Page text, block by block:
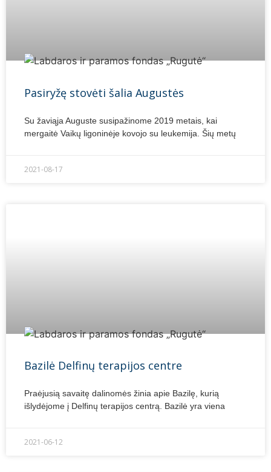
Pasiryžę stovėti šalia Augustės
Su žaviąja Auguste susipažinome 2019 metais, kai
mergaitė Vaikų ligoninėje kovojo su leukemija. Šių metų
2021-08-17
Bazilė Delfinų terapijos centre
Praėjusią savaitę dalinomės žinia apie Bazilę, kurią
išlydėjome į Delfinų terapijos centrą. Bazilė yra viena
2021-06-12